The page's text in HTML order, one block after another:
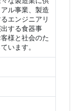
ル事業、製造
エンジニアリ
する食器事
様と社会のた
います。